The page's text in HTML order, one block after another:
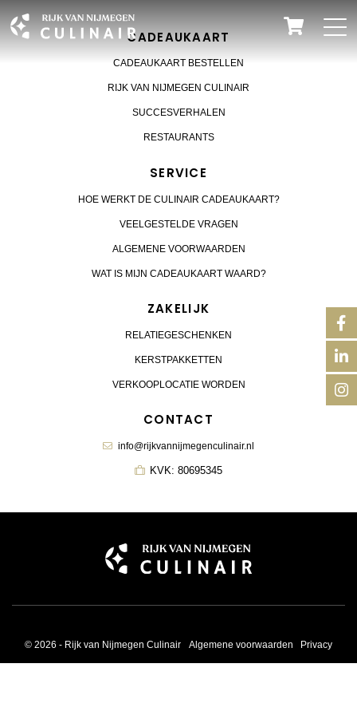
CADEAUKAART
CADEAUKAART BESTELLEN
RIJK VAN NIJMEGEN CULINAIR
SUCCESVERHALEN
RESTAURANTS
SERVICE
HOE WERKT DE CULINAIR CADEAUKAART?
VEELGESTELDE VRAGEN
ALGEMENE VOORWAARDEN
WAT IS MIJN CADEAUKAART WAARD?
ZAKELIJK
RELATIEGESCHENKEN
KERSTPAKKETTEN
VERKOOPLOCATIE WORDEN
CONTACT
info@rijkvannijmegenculinair.nl
KVK: 80695345
© 2026 - Rijk van Nijmegen Culinair Algemene voorwaarden Privacy